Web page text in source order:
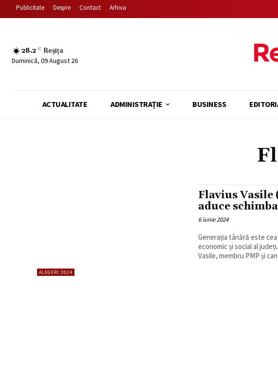
Publicitate Despre Contact Arhiva
28.2 C Reșița
Duminică, 09 August 26
ACTUALITATE ADMINISTRAȚIE BUSINESS
ALEGERI 2024
Flavius Vasile
aduce
6 iunie 2024
Generația tânără este
economic și social al
Vasile, membru PMP și